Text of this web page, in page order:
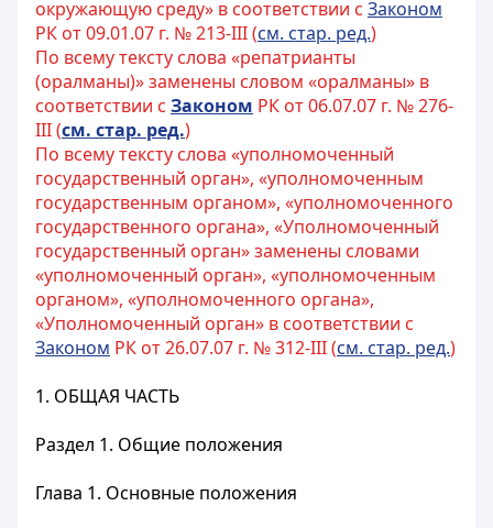
окружающую среду» в соответствии с Законом
РК от 09.01.07 г. № 213-III (см. стар. ред.)
По всему тексту слова «репатрианты
(оралманы)» заменены словом «оралманы» в
соответствии с Законом РК от 06.07.07 г. № 276-
III (см. стар. ред.)
По всему тексту слова «уполномоченный
государственный орган», «уполномоченным
государственным органом», «уполномоченного
государственного органа», «Уполномоченный
государственный орган» заменены словами
«уполномоченный орган», «уполномоченным
органом», «уполномоченного органа»,
«Уполномоченный орган» в соответствии с
Законом РК от 26.07.07 г. № 312-III (см. стар. ред.)
1. ОБЩАЯ ЧАСТЬ
Раздел 1. Общие положения
Глава 1. Основные положения